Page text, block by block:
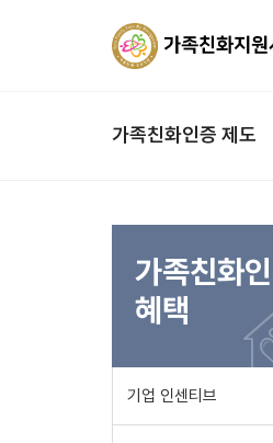
가족친화인증 제도
가족친화
혜택
기업 인센티브